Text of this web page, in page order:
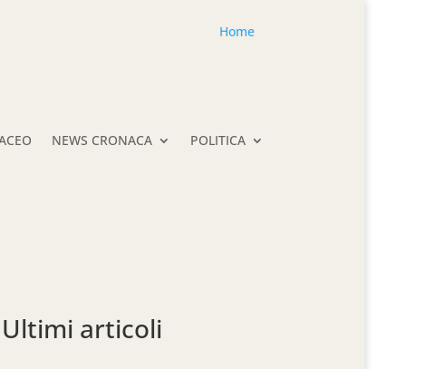
Home
NEWS CRONACA POLITICA
Ultimi articoli